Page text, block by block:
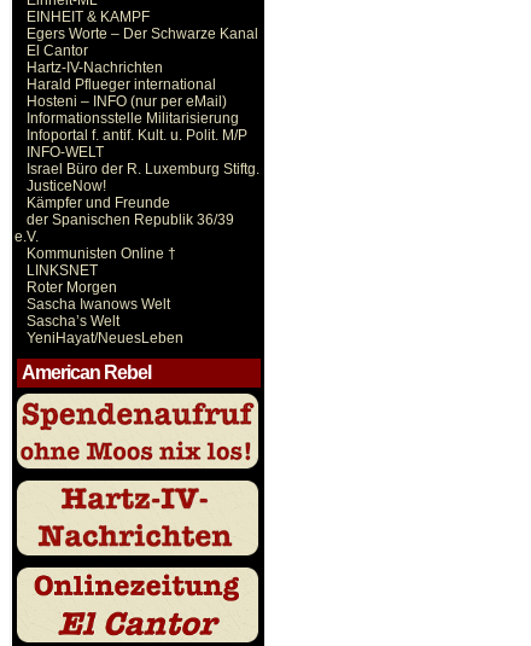
EINHEIT & KAMPF
Egers Worte – Der Schwarze Kanal
El Cantor
Hartz-IV-Nachrichten
Harald Pflueger international
Hosteni – INFO (nur per eMail)
Informationsstelle Militarisierung
Infoportal f. antif. Kult. u. Polit. M/P
INFO-WELT
Israel Büro der R. Luxemburg Stiftg.
JusticeNow!
Kämpfer und Freunde
der Spanischen Republik 36/39
e.V.
Kommunisten Online †
LINKSNET
Roter Morgen
Sascha Iwanows Welt
Sascha’s Welt
YeniHayat/NeuesLeben
American Rebel